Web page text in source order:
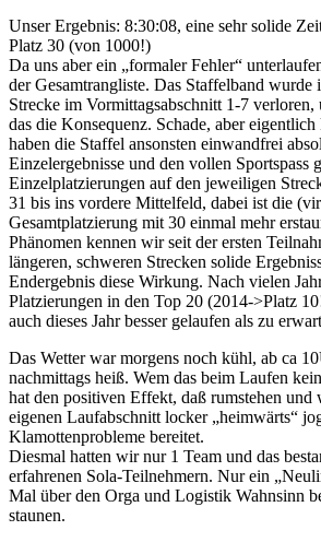
Unser Ergebnis: 8:30:08, eine sehr solide
Platz 30 (von 1000!)
Da uns aber ein „formaler Fehler“
der Gesamtrangliste. Das Staffelband wurde
Strecke im Vormittagsabschnitt 1-7
das die Konsequenz. Schade, aber
haben die Staffel ansonsten einwandfrei
Einzelergebnisse und den vollen Sportspass
Einzelplatzierungen auf den jeweiligen
31 bis ins vordere Mittelfeld, dabei ist die
Gesamtplatzierung mit 30 einmal mehr
Phänomen kennen wir seit der ersten
längeren, schweren Strecken solide
Endergebnis diese Wirkung. Nach vielen
Platzierungen in den Top 20 (2014->Platz
auch dieses Jahr besser gelaufen als zu
Das Wetter war morgens noch kühl, ab ca
nachmittags heiß. Wem das beim Laufen
hat den positiven Effekt, daß rumstehen und
eigenen Laufabschnitt locker „heimwärts“
Klamottenprobleme bereitet.
Diesmal hatten wir nur 1 Team und das
erfahrenen Sola-Teilnehmern. Nur ein
Mal über den Orga und Logistik Wahnsinn
staunen.